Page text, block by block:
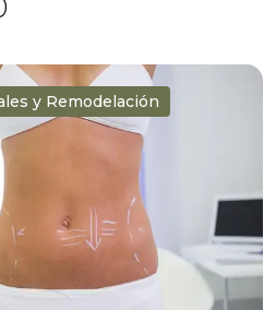
y Remodelación